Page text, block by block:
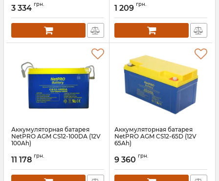
3 334 грн. 1 209 грн.
Аккумуляторная батарея
NetPRO AGM CS12-100DА (12V
100Ah)
11 178 грн.
Аккумуляторная батарея
NetPRO AGM CS12-65D (12V
65Ah)
9 360 грн.